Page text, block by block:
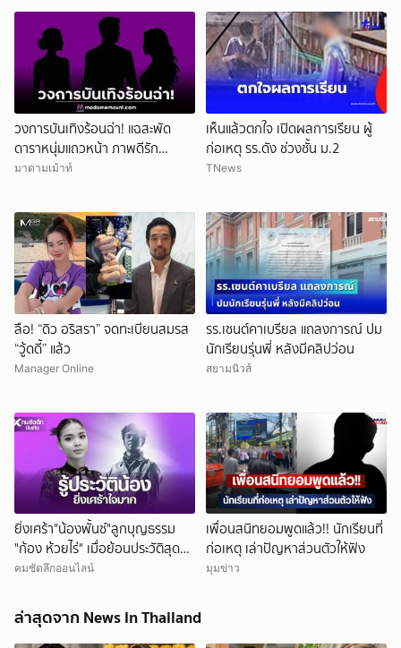
วงการบันเทิงร้อนฉ่า! แฉสะพัด
ดาราหนุ่มแถวหน้า ภาพดีรัก
ครอบครัว สามีนักร้องดัง แอบซุ่ม
มาดามเม้าท์
เห็นแล้วตกใจ เปิดผลการเรียน ผู้
ก่อเหตุ รร.ดัง ช่วงชั้น ม.2
TNews
ลือ! “ดิว อริสรา” จดทะเบียนสมรส
“วู้ดดี้” แล้ว
Manager Online
รร.เซนต์คาเบรียล แถลงการณ์ ปม
นักเรียนรุ่นพี่ หลังมีคลิปว่อน
สยามนิวส์
ยิ่งเศร้า"น้องพั้นซ์"ลูกบุญธรรม
"ก้อง ห้วยไร่" เมื่อย้อนประวัติสุดน่า
สงสาร
คมชัดลึกออนไลน์
เพื่อนสนิทยอมพูดแล้ว!! นักเรียนที่
ก่อเหตุ เล่าปัญหาส่วนตัวให้ฟัง
มุมข่าว
ล่าสุดจาก News In Thailand